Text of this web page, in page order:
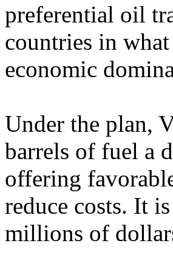
preferential oil
countries in
economic
Under the plan,
barrels of fuel a
offering
reduce costs. It
millions of